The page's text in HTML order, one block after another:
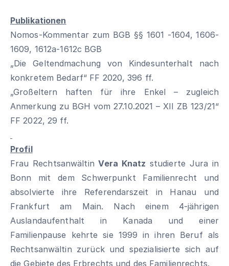
Publikationen
Nomos-Kommentar zum BGB §§ 1601 -1604, 1606-
1609, 1612a-1612c BGB
„Die Geltendmachung von Kindesunterhalt nach
konkretem Bedarf“ FF 2020, 396 ff.
„Großeltern haften für ihre Enkel – zugleich
Anmerkung zu BGH vom 27.10.2021 – XII ZB 123/21“
FF 2022, 29 ff.
Profil
Frau RechtsanwältinVera Knatz studierte Jura in
Bonn mit dem Schwerpunkt Familienrecht und
absolvierte ihre Referendarszeit in Hanau und
Frankfurt am Main. Nach einem 4-jährigen
Auslandaufenthalt in Kanada und einer
Familienpause kehrte sie 1999 in ihren Beruf als
Rechtsanwältin zurück und spezialisierte sich auf
die Gebiete des Erbrechts und des Familienrechts.